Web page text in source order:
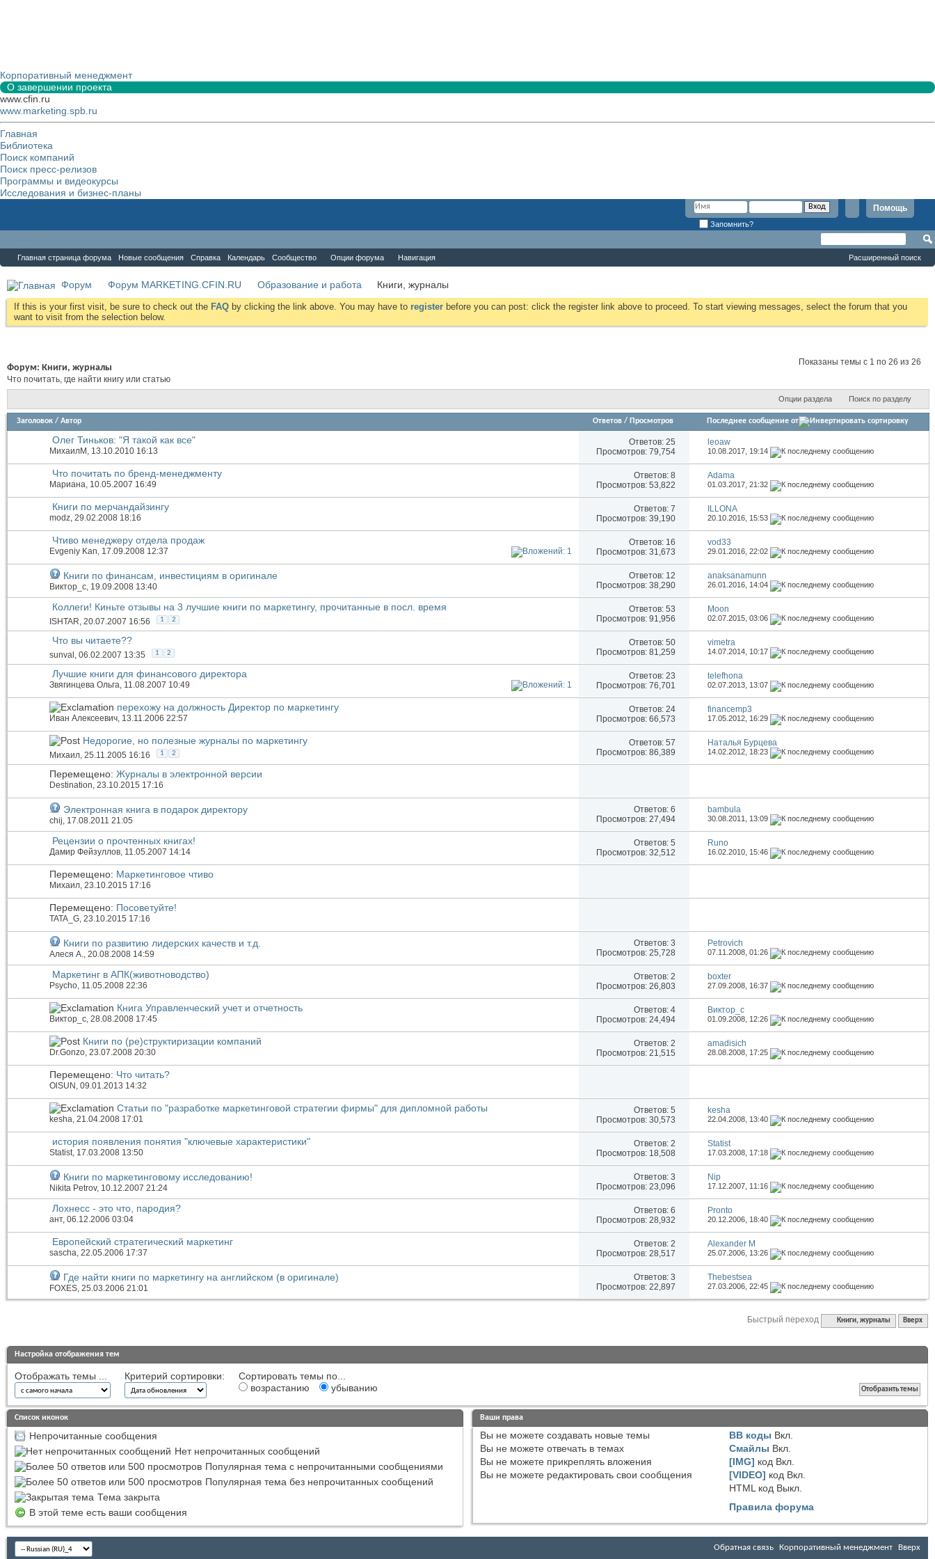
Корпоративный менеджмент
О завершении проекта
www.cfin.ru
www.marketing.spb.ru
Главная
Библиотека
Поиск компаний
Поиск пресс-релизов
Программы и видеокурсы
Исследования и бизнес-планы
Помощь
Запомнить?
Главная страница форума Новые сообщения Справка Календарь Сообщество Опции форума Навигация Расширенный поиск
Форум Форум MARKETING.CFIN.RU Образование и работа Книги, журналы
If this is your first visit, be sure to check out the FAQ by clicking the link above. You may have to register before you can post: click the register link above to proceed. To start viewing messages, select the forum that you
want to visit from the selection below.
Показаны темы с 1 по 26 из 26
Форум: Книги, журналы
Что почитать, где найти книгу или статью
Опции раздела Поиск по разделу
Заголовок / Автор Ответов / Просмотров Последнее сообщение от
Олег Тиньков: "Я такой как все"
МихаилМ , 13.10.2010 16:13
Ответов: 25
Просмотров: 79,754
leoaw
10.08.2017, 19:14
Что почитать по бренд-менеджменту
Мариана, 10.05.2007 16:49
Ответов: 8
Просмотров: 53,822
Аdama
01.03.2017,21:32
Книги по мерчандайзингу
modz, 29.02.2008 18:16
Ответов: 7
Просмотров: 39,190
ILLONA
20.10.2016, 15:53
Чтиво менеджеру отдела продаж
Evgeniy Kan, 17.09.2008 12:37
Ответов: 16
Просмотров: 31,673
vod33
29.01.2016,22:02
Книги по финансам, инвестициям в оригинале
Виктор_c, 19.09.2008 13:40
Ответов: 12
Просмотров: 38,290
anaksanamunn
26.01.2016, 14:04
Коллеги! Киньте отзывы на 3 лучшие книги по маркетингу, прочитанные в посл. время
ISHTAR, 20.07.2007 16:56 1 2
Ответов: 53
Просмотров: 91,956
Moon
02.07.2015,03:06
Что вы читаете??
sunval , 06.02.2007 13:35 1 2
Ответов: 50
Просмотров: 81,259
vimetra
14.07.2014, 10:17
Лучшие книги для финансового директора
Звягинцева Ольга, 11.08.2007 10:49
Ответов: 23
Просмотров: 76,701
telefhona
02.07.2013, 13:07
перехожу на должность Директор по маркетингу
Иван Алексеевич, 13.11.2006 22:57
Ответов: 24
Просмотров: 66,573
financemp3
17.05.2012, 16:29
Недорогие, но полезные журналы по маркетингу
Михаил, 25.11.2005 16:16 1 2
Ответов: 57
Просмотров: 86,389
Наталья Бурцева
14.02.2012, 18:23
Перемещено: Журналы в электронной версии
Destination, 23.10.2015 17:16
Электронная книга в подарок директору
chij, 17.08.2011 21:05
Ответов: 6
Просмотров: 27,494
bambula
30.08.2011, 13:09
Рецензии о прочтенных книгах!
Дамир Фейзуллов, 11.05.2007 14:14
Ответов: 5
Просмотров: 32,512
Runo
16.02.2010, 15:46
Перемещено: Маркетинговое чтиво
Михаил, 23.10.2015 17:16
Перемещено: Посоветуйте!
TATA_G, 23.10.2015 17:16
Книги по развитию лидерских качеств и т.д.
Алеся А., 20.08.2008 14:59
Ответов: 3
Просмотров: 25,728
Petrovich
07.11.2008,01:26
Маркетинг в АПК(животноводство)
Psycho, 11.05.2008 22:36
Ответов: 2
Просмотров: 26,803
boxter
27.09.2008, 16:37
Книга Управленческий учет и отчетность
Виктор_c, 28.08.2008 17:45
Ответов: 4
Просмотров: 24,494
Виктор_c
01.09.2008, 12:26
Книги по (ре)структиризации компаний
Dr.Gonzo, 23.07.2008 20:30
Ответов: 2
Просмотров: 21,515
amadisich
28.08.2008, 17:25
Перемещено: Что читать?
OlSUN , 09.01.2013 14:32
Статьи по "разработке маркетинговой стратегии фирмы" для дипломной работы
kesha, 21.04.2008 17:01
Ответов: 5
Просмотров: 30,573
kesha
22.04.2008, 13:40
история появления понятия "ключевые характеристики"
Statist, 17.03.2008 13:50
Ответов: 2
Просмотров: 18,508
Statist
17.03.2008, 17:18
Книги по маркетинговому исследованию!
Nikita Petrov, 10.12.2007 21:24
Ответов: 3
Просмотров: 23,096
Nip
17.12.2007, 11:16
Лохнесс - это что, пародия?
ант, 06.12.2006 03:04
Ответов: 6
Просмотров: 28,932
Pronto
20.12.2006, 18:40
Европейский стратегический маркетинг
sascha, 22.05.2006 17:37
Ответов: 2
Просмотров: 28,517
Alexander M
25.07.2006, 13:26
Где найти книги по маркетингу на английском (в оригинале)
FOXES, 25.03.2006 21:01
Ответов: 3
Просмотров: 22,897
Thebestsea
27.03.2006,22:45
Быстрый переход Книги, журналы Вверх
Настройка отображения тем
Отображать темы ... Критерий сортировки:
Сортировать темы по...
возрастанию
убыванию
Список иконок
Непрочитанные сообщения
Нет непрочитанных сообщений
Популярная тема с непрочитанными сообщениями
Популярная тема без непрочитанных сообщений
Тема закрыта
В этой теме есть ваши сообщения
Ваши права
Вы не можетесоздавать новые темы
Вы не можетеотвечать в темах
Вы не можетеприкреплять вложения
Вы не можетередактировать свои сообщения
BB коды Вкл.
Смайлы Вкл.
[IMG] код Вкл.
[VIDEO] код Вкл.
HTML код Выкл.
Правила форума
Обратная связь Корпоративный менеджмент Вверх